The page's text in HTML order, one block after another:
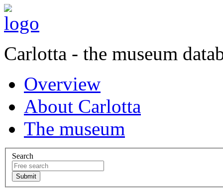
Carlotta - the museum
Overview
About Carlotta
The museum
Search